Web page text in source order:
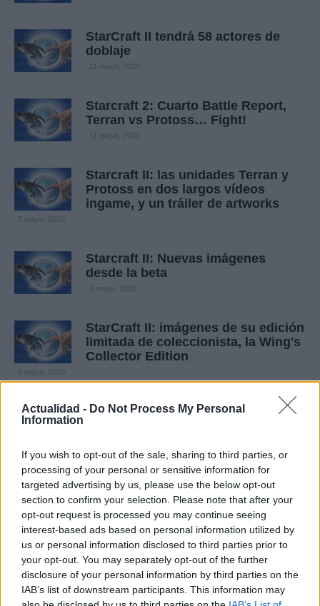
Actualidad - Do Not Process My Personal
Information
If you wish to opt-out of the sale, sharing to third parties, or
processing of your personal or sensitive information for
targeted advertising by us, please use the below opt-out
section to confirm your selection. Please note that after your
opt-out request is processed you may continue seeing
interest-based ads based on personal information utilized by
us or personal information disclosed to third parties prior to
your opt-out. You may separately opt-out of the further
disclosure of your personal information by third parties on the
IAB’s list of downstream participants. This information may
StarCraft II tendrá 58 actores de
doblaje
11 mayo, 2020
Starcraft 2: Cuarto Battle Report,
Terran vs Protoss… Fight!
11 mayo, 2020
Starcraft II: las unidades Terran y
Protoss en dos largos vídeos
ingame, y un tráiler de artworks
7 mayo, 2020
Starcraft II: Nuevas imágenes
desde la beta
6 mayo, 2020
StarCraft II: imágenes de su edición
limitada de coleccionista, la Wing's
Collector Edition
5 mayo, 2020
Starcraft: una fecha misteriosa en
Starcraft II: información, nuevos
vídeos de la campaña y cinemática
con Zeratul y Jim Raynor en HD
4 mayo, 2020
Starcraft II: disfruta con su nuevo y
fantástico anuncio para TV
2 mayo, 2020